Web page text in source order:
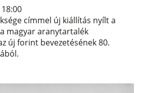
címmel új kiállítás nyílt a
magyar aranytartalék
új forint bevezetésének 80.